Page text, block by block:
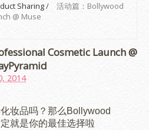
Sharing/
活动篇：Bollywood
@ Muse
Cosmetic Launch @
2014
妆品吗？那么Bollywood
就是你的最佳选择啦